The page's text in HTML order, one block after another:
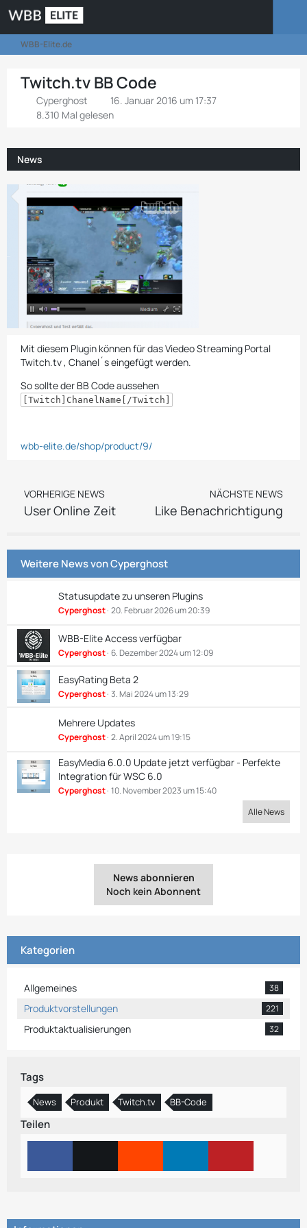
WBB-Elite.de
Twitch.tv BB Code
Cyperghost
16. Januar 2016 um 17:37
8.310 Mal gelesen
News
Mit diesem Plugin können für das Viedeo Streaming Portal
Twitch.tv , Chanel´s eingefügt werden.
So sollte der BB Code aussehen
[Twitch]ChanelName[/Twitch]
wbb-elite.de/shop/product/9/
VORHERIGE NEWS
User Online Zeit
NÄCHSTE NEWS
Like Benachrichtigung
Weitere News vonCyperghost
Statusupdate zu unseren Plugins
Cyperghost 20. Februar 2026 um 20:39
WBB-Elite Access verfügbar
Cyperghost 6. Dezember 2024 um 12:09
EasyRating Beta 2
Cyperghost 3. Mai 2024 um 13:29
Mehrere Updates
Cyperghost 2. April 2024 um 19:15
EasyMedia 6.0.0 Update jetzt verfügbar - Perfekte
Integration für WSC 6.0
Cyperghost 10. November 2023 um 15:40
Alle News
News abonnieren
Noch kein Abonnent
Kategorien
Allgemeines 38
Produktvorstellungen 221
Produktaktualisierungen 32
Tags
News Produkt Twitch.tv BB-Code
Teilen